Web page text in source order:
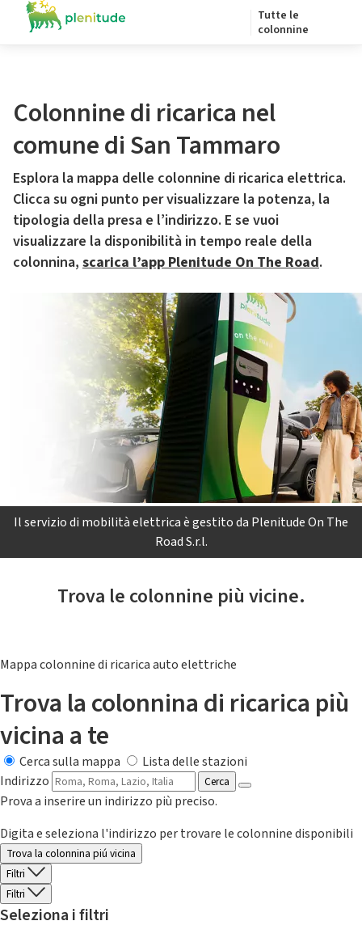
Tutte le
colonnine
Colonnine di ricarica nel
comune di San Tammaro
Esplora la mappa delle colonnine di ricarica elettrica.
Clicca su ogni punto per visualizzare la potenza, la
tipologia della presa e l’indirizzo. E se vuoi
visualizzare la disponibilità in tempo reale della
colonnina, scarica l’app Plenitude On The Road.
Il servizio di mobilità elettrica è gestito da Plenitude On The
Road S.r.l.
Trova le colonnine più vicine.
Mappa colonnine di ricarica auto elettriche
Trova la colonnina di ricarica più
vicina a te
Cerca sulla mappa
Lista delle stazioni
Indirizzo
Cerca
Prova a inserire un indirizzo più preciso.
Digita e seleziona l'indirizzo per trovare le colonnine disponibili
Trova la colonnina piú vicina
Filtri
Filtri
Seleziona i filtri